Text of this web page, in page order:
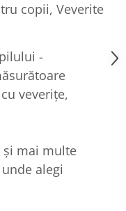
copii, Veverite
-
veverițe,
și mai multe
alegi